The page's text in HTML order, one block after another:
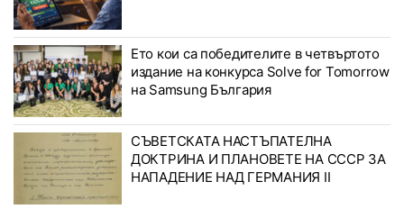
Ето кои са победителите в четвъртото
издание на конкурса Solve for Tomorrow
на Samsung България
СЪВЕТСКАТА НАСТЪПАТЕЛНА
ДОКТРИНА И ПЛАНОВЕТЕ НА СССР ЗА
НАПАДЕНИЕ НАД ГЕРМАНИЯ II